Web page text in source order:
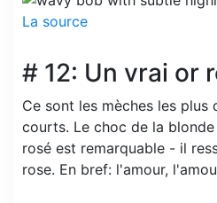
La source
# 12: Un vrai or
Ce sont les mèches les plus
courts. Le choc de la
rosé est remarquable - il
rose. En bref: l'amour,